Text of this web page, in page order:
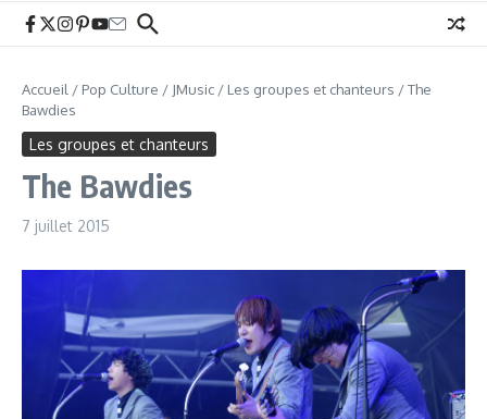
Accueil / Pop Culture / JMusic / Les groupes et chanteurs /The
Bawdies
Les groupes et chanteurs
The Bawdies
7 juillet 2015